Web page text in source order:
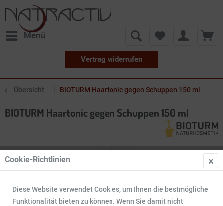
Menü
Vertrag widerrufen
Übersicht BIOTURM Haartonic gegen Schuppen 150 ml
BIOTURM Haartonic gegen Schuppen 150 ml
Cookie-Richtlinien
Diese Website verwendet Cookies, um Ihnen die bestmögliche
Funktionalität bieten zu können. Wenn Sie damit nicht